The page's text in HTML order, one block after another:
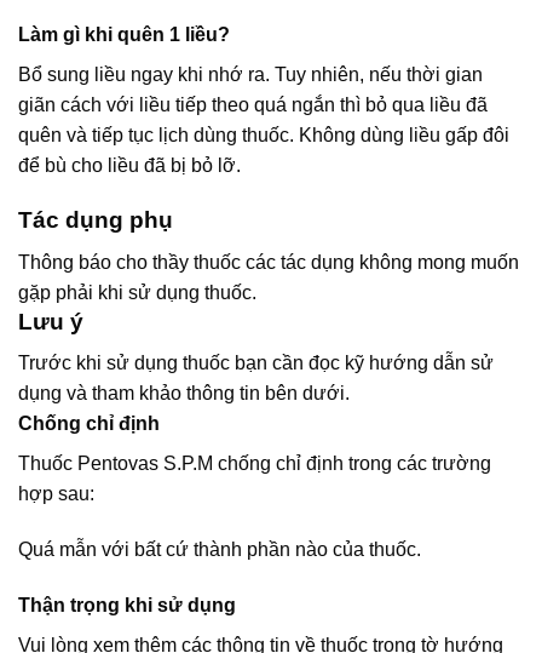
Làm gì khi quên 1 liều?
Bổ sung liều ngay khi nhớ ra. Tuy nhiên, nếu thời gian
giãn cách với liều tiếp theo quá ngắn thì bỏ qua liều đã
quên và tiếp tục lịch dùng thuốc. Không dùng liều gấp đôi
để bù cho liều đã bị bỏ lỡ.
Tác dụng phụ
Thông báo cho thầy thuốc các tác dụng không mong muốn
gặp phải khi sử dụng thuốc.
Lưu ý
Trước khi sử dụng thuốc bạn cần đọc kỹ hướng dẫn sử
dụng và tham khảo thông tin bên dưới.
Chống chỉ định
Thuốc Pentovas S.P.M chống chỉ định trong các trường
hợp sau:
Quá mẫn với bất cứ thành phần nào của thuốc.
Thận trọng khi sử dụng
Vui lòng xem thêm các thông tin về thuốc trong tờ hướng